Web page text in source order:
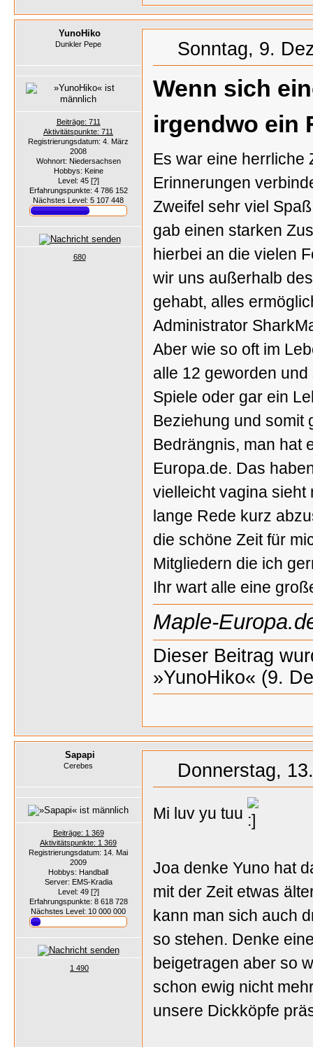
YunoHiko
Dunkler Pepe
Beiträge: 711
Aktivitätspunkte: 711
Registrierungsdatum: 4. März
2008
Wohnort: Niedersachsen
Hobbys: Keine
Level: 45 [?]
Erfahrungspunkte: 4 786 152
Nächstes Level: 5 107 448
680
Sonntag, 9.
Wenn sich
irgendwo ein
Es war eine herrliche
Erinnerungen
Zweifel sehr viel
gab einen starken
hierbei an die vielen
wir uns außerhalb
gehabt, alles
Administrator
Aber wie so oft im
alle 12 geworden
Spiele oder gar ein
Beziehung und somit
Bedrängnis, man hat
Europa.de. Das
vielleicht vagina sieht
lange Rede kurz
die schöne Zeit für
Mitgliedern die ich
Ihr wart alle eine
Maple-
Dieser Beitrag
»YunoHiko« (9.
Sapapi
Cerebes
Beiträge: 1 369
Aktivitätspunkte: 1 369
Registrierungsdatum: 14. Mai
2009
Hobbys: Handball
Server: EMS-Kradia
Level: 49 [?]
Erfahrungspunkte: 8 618 728
Nächstes Level: 10 000 000
1 490
Donnerstag,
Mi luv yu tuu
Joa denke Yuno hat
mit der Zeit etwas
kann man sich auch
so stehen. Denke
beigetragen aber so
schon ewig nicht
unsere Dickköpfe